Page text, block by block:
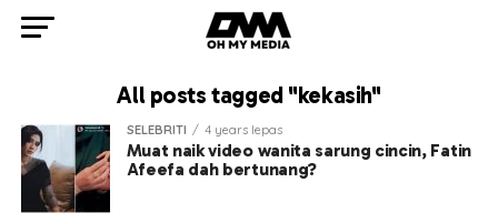
All posts tagged "kekasih"
SELEBRITI 4 years lepas
Muat naik video wanita sarung cincin, Fatin
Afeefa dah bertunang?